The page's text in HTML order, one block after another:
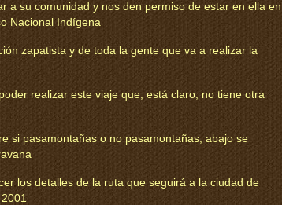
a su comunidad y nos den permiso de estar en ella en
Nacional Indígena
zapatista y de toda la gente que va a realizar la
realizar este viaje que, está claro, no tiene otra
si pasamontañas o no pasamontañas, abajo se
los detalles de la ruta que seguirá a la ciudad de